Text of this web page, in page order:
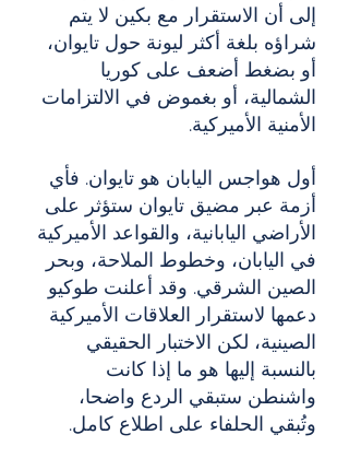
إلى أن الاستقرار مع بكين لا يتم
شراؤه بلغة أكثر ليونة حول تايوان،
أو بضغط أضعف على كوريا
الشمالية، أو بغموض في الالتزامات
الأمنية الأميركية.
أول هواجس اليابان هو تايوان. فأي
أزمة عبر مضيق تايوان ستؤثر على
الأراضي اليابانية، والقواعد الأميركية
في اليابان، وخطوط الملاحة، وبحر
الصين الشرقي. وقد أعلنت طوكيو
دعمها لاستقرار العلاقات الأميركية
الصينية، لكن الاختبار الحقيقي
بالنسبة إليها هو ما إذا كانت
واشنطن ستبقي الردع واضحا،
وتُبقي الحلفاء على اطلاع كامل.